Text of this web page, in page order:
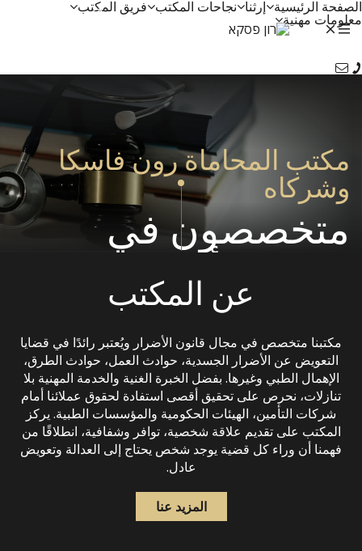
الصفحة الرئيسية إرثنا نجاحات المكتب فريق المكتب
معلومات مهنية
مكتب المحاماة رون فاسكا
وشركاه
متخصصون في
قانون الأضرار
عن المكتب
مكتبنا متخصص في مجال قانون الأضرار ويُعتبر رائدًا في قضايا
التعويض عن الأضرار الجسدية، حوادث العمل، حوادث الطرق،
الإهمال الطبي وغيرها. بفضل الخبرة الغنية والخدمة المهنية بلا
تنازلات، نحرص على تحقيق أقصى استفادة لحقوق عملائنا أمام
شركات التأمين، الهيئات الحكومية والمؤسسات الطبية. يركز
المكتب على تقديم علاقة شخصية، توافر وشفافية، انطلاقًا من
فهمنا أن وراء كل قضية يوجد شخص يحتاج إلى العدالة وتعويض
عادل.
المزيد عنا